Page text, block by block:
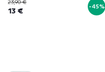
23,90 €
13 € -45%